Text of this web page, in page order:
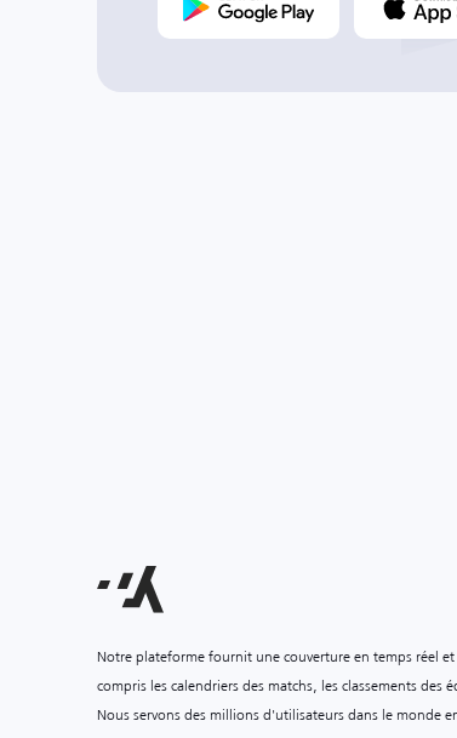
Notre plateforme fournit une couverture en temps réel
compris les calendriers des matchs, les classements des
Nous servons des millions d'utilisateurs dans le monde